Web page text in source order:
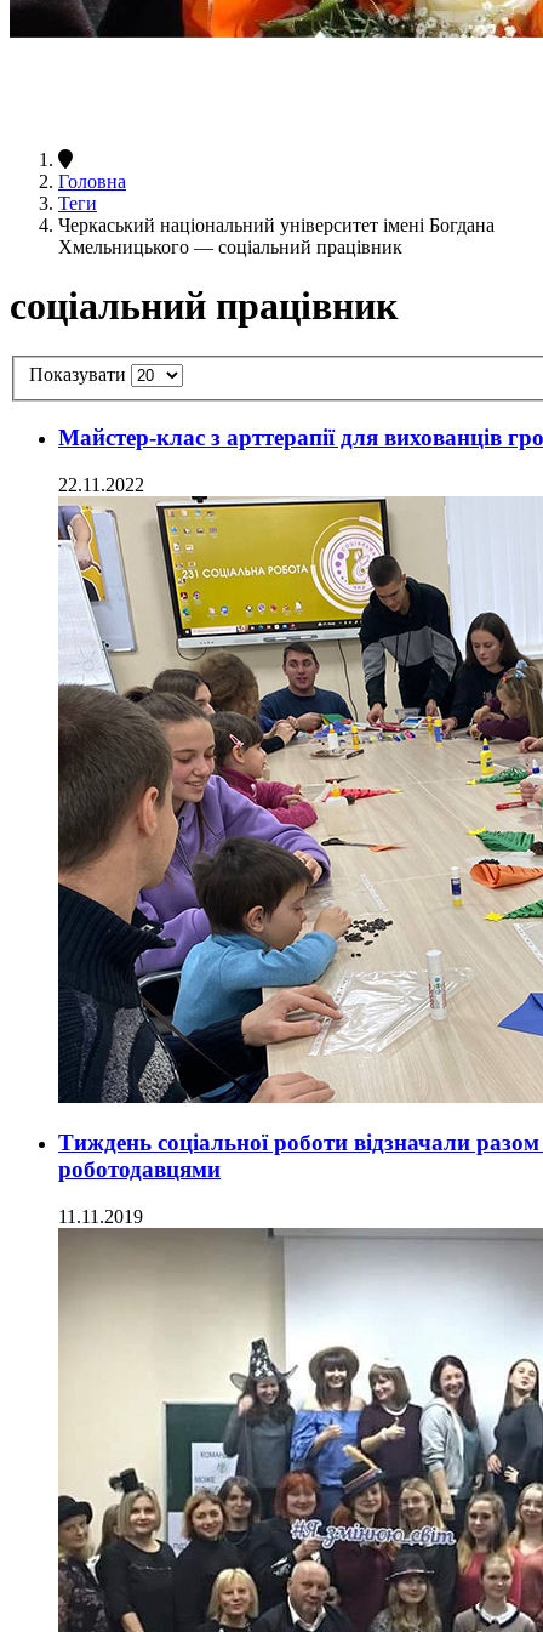
Головна
Теги
Черкаський національний університет імені Богдана
Хмельницького — соціальний працівник
соціальний працівник
Показувати
Майстер-клас з арттерапії для вихованців
22.11.2022
Тиждень соціальної роботи відзначали
роботодавцями
11.11.2019